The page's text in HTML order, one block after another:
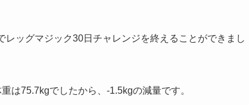
ッグマジック30日チャレンジを終えることができまし
は75.7kgでしたから、-1.5kgの減量です。